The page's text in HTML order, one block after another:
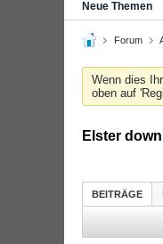
Neue Themen
Forum
Wenn dies
oben auf
Elster
BEITRÄGE